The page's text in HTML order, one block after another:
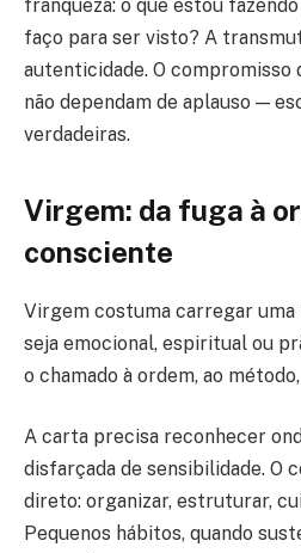
franqueza: o que estou
faço para ser visto? A
autenticidade. O compromisso
não dependam de aplauso —
verdadeiras.
Virgem: da fuga à
consciente
Virgem costuma carregar uma
seja emocional, espiritual ou
o chamado à ordem, ao
A carta precisa reconhecer
disfarçada de sensibilidade. O
direto: organizar, estruturar,
Pequenos hábitos, quando